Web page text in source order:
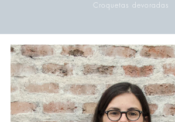
Croquetas devoradas